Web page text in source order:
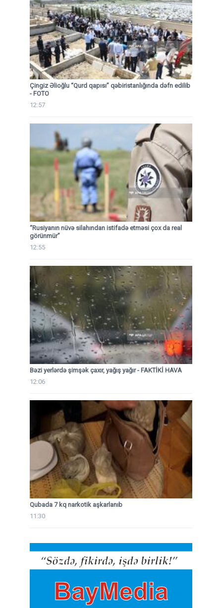
Çingiz Əlioğlu “Qurd qapısı” qəbiristanlığında dəfn edilib
- FOTO
12:57
“Rusiyanın nüvə silahından istifadə etməsi çox da real
görünmür”
12:55
Bəzi yerlərdə şimşək çaxır, yağış yağır - FAKTİKİ HAVA
12:06
Qubada 7 kq narkotik aşkarlanıb
11:30